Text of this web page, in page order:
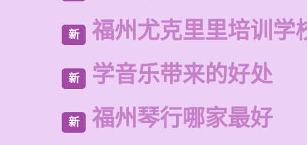
新 福州尤克里里培训学
新 学音乐带来的好处
新 福州琴行哪家最好